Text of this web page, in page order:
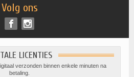
Volg ons
LICENTIES
verzonden binnen enkele minuten na
betaling.